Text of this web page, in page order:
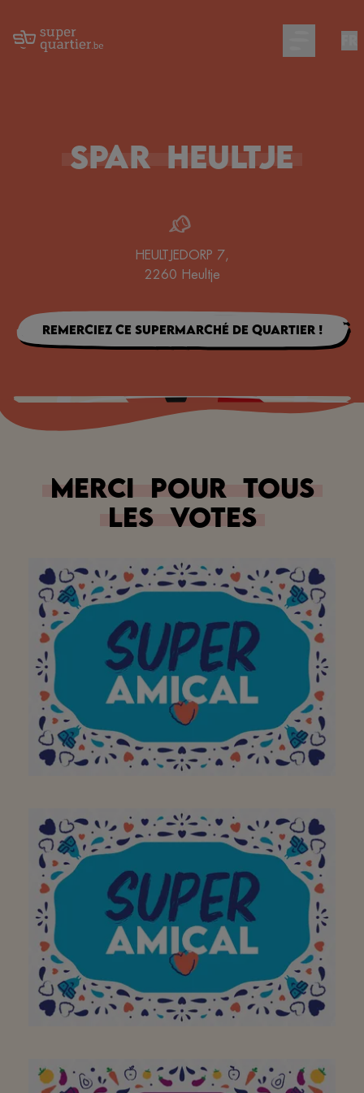
Open main
Spar Heultje
HEULTJEDORP 7,
2260 Heultje
Remerciez ce supermarché de quartier !
Merci pour tous
les votes
Iedereen altijd
behulpzaam!!!
Dankjewel voor de hulp
met mijn krukken in de
winkel stond en je me
direct kwam helpen en
mee tot aan de auto
ging om mijn
boodschappen op de
achterbank te zetten!!!
Super dankbaar voor dit
gebaar!!😊 grijs Ruth